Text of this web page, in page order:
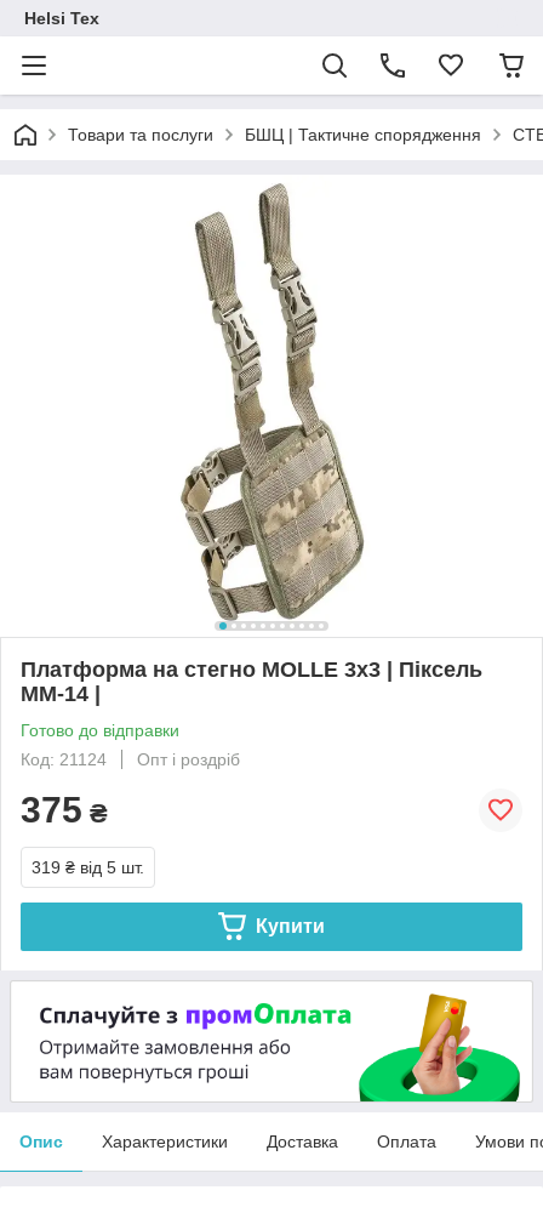
Helsi Tex
Товари та послуги БШЦ | Тактичне спорядження
Платформа на стегно MOLLE 3х3 | Піксель
ММ-14 |
Готово до відправки
Код: 21124
Опт і роздріб
375 ₴
319 ₴ від 5 шт.
Купити
Опис Характеристики Доставка Оплата Умови